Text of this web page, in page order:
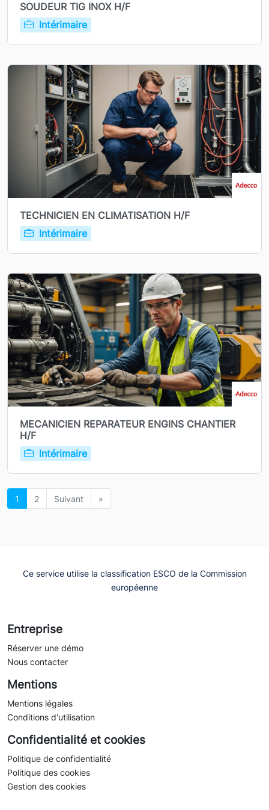
SOUDEUR TIG INOX H/F
Intérimaire
TECHNICIEN EN CLIMATISATION H/F
Intérimaire
MECANICIEN REPARATEUR ENGINS CHANTIER
H/F
Intérimaire
1 2 Suivant »
Ce service utilise la classification ESCO de la Commission
européenne
Entreprise
Réserver une démo
Nous contacter
Mentions
Mentions légales
Conditions d'utilisation
Confidentialité et cookies
Politique de confidentialité
Politique des cookies
Gestion des cookies